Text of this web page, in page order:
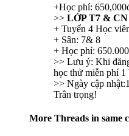
+Học phí:
>> LỚP T7 & CN
+ Tuyển 4 Học
+ Sân: 7& 8
+ Học phí:
>> Lưu ý: Khi
học thử miễn phí 1
>> Ngày cập
Trân trọng!
More Threads in same